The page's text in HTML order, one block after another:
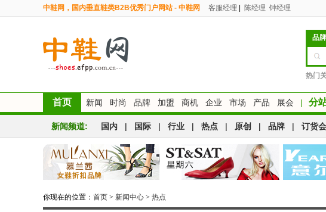
中鞋网，国内垂直鞋类B2B优秀门户网站 - 中鞋网 客服经理 陈经理 钟经理
品牌
热门
首页 新闻 时尚 品牌 加盟 商机 企业 市场 产品 展会 | 分
新闻频道: 国内 | 国际 | 行业 | 热点 | 原创 | 品牌 | 订货会
你现在的位置： 首页 > 新闻中心 > 热点